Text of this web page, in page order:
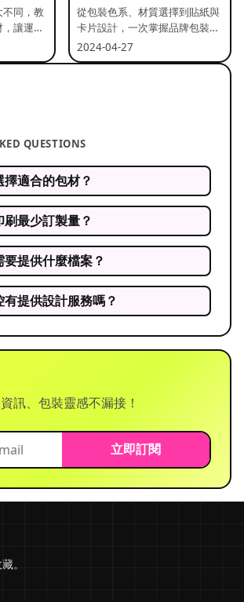
不同，教
讓運送
從包裝色系、材質選擇到貼紙與
卡片設計，一次掌握品牌包裝的
關鍵要素。
2024-04-27
QUESTIONS
適合的包材？
最少訂製量？
提供什麼檔案？
提供設計服務嗎？
訊、包裝靈感不漏接！
立即訂閱
。